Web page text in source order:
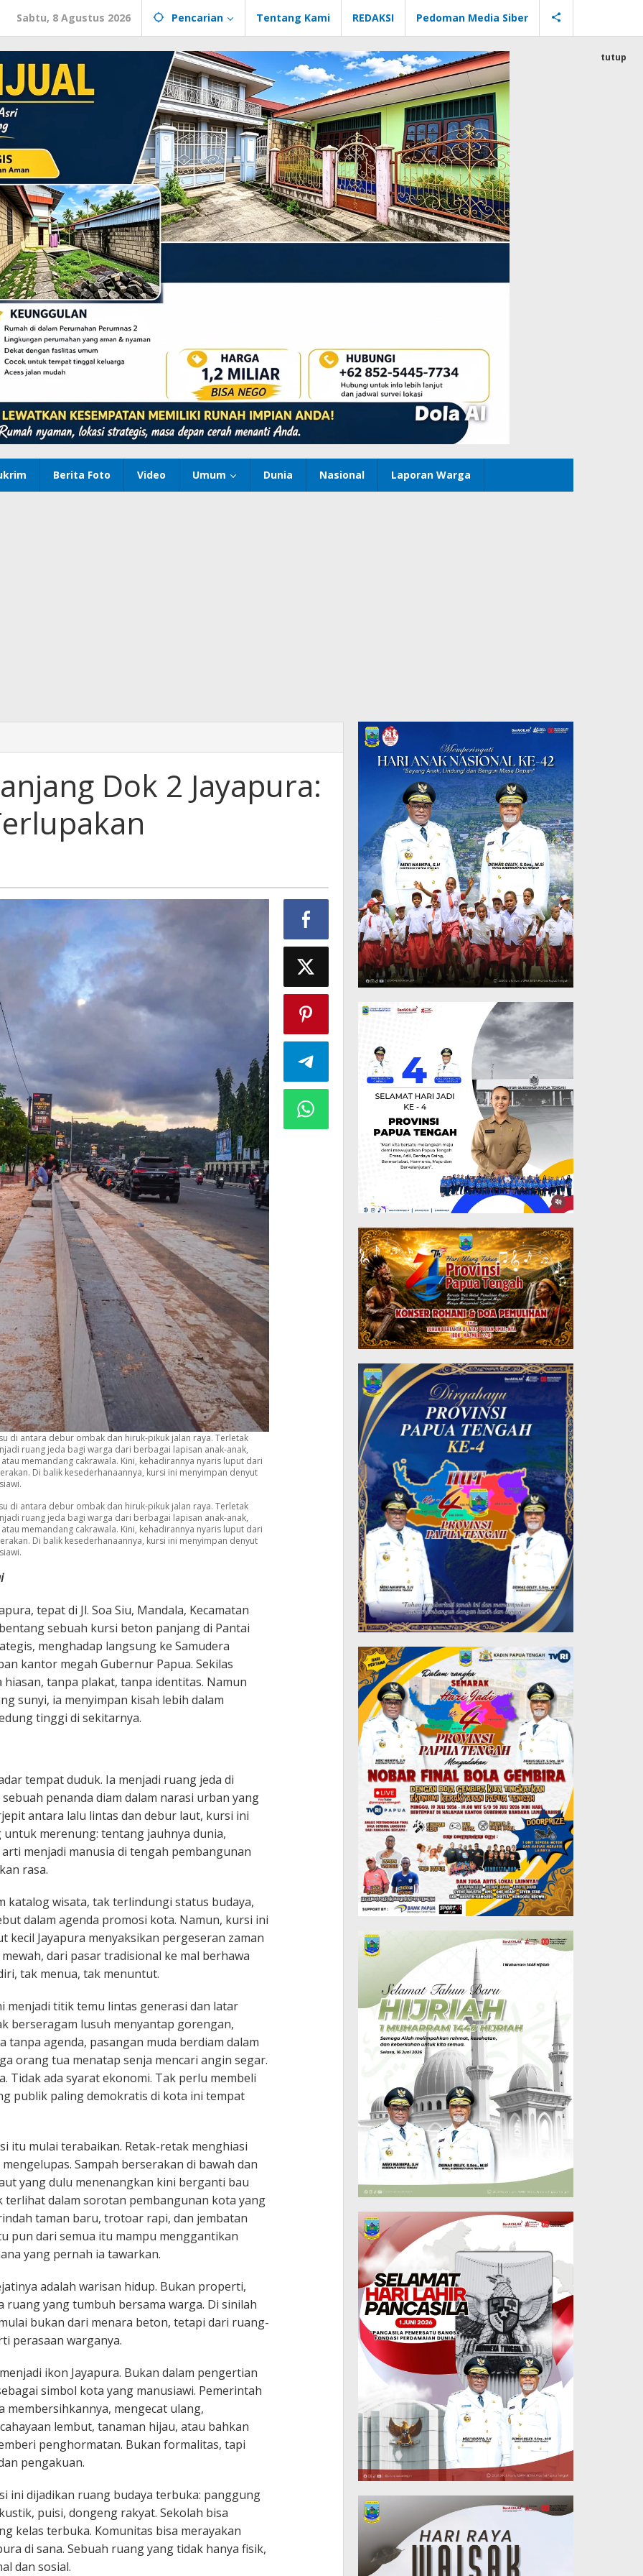
Sabtu, 8 Agustus 2026 Pencarian Tentang Kami REDAKSI Pedoman Media Siber
Berita Foto Video Umum Dunia Nasional Laporan Warga
tutup
Dok 2 Jayapura:
di antara debur ombak dan hiruk-pikuk jalan raya. Terletak
ruang jeda bagi warga dari berbagai lapisan anak-anak,
memandang cakrawala. Kini, kehadirannya nyaris luput dari
Di balik kesederhanaannya, kursi ini menyimpan denyut
di antara debur ombak dan hiruk-pikuk jalan raya. Terletak
ruang jeda bagi warga dari berbagai lapisan anak-anak,
memandang cakrawala. Kini, kehadirannya nyaris luput dari
Di balik kesederhanaannya, kursi ini menyimpan denyut
tepat di Jl. Soa Siu, Mandala, Kecamatan
sebuah kursi beton panjang di Pantai
menghadap langsung ke Samudera
kantor megah Gubernur Papua. Sekilas
tanpa plakat, tanpa identitas. Namun
sunyi, ia menyimpan kisah lebih dalam
tinggi di sekitarnya.
tempat duduk. Ia menjadi ruang jeda di
penanda diam dalam narasi urban yang
antara lalu lintas dan debur laut, kursi ini
merenung: tentang jauhnya dunia,
menjadi manusia di tengah pembangunan
rasa.
katalog wisata, tak terlindungi status budaya,
dalam agenda promosi kota. Namun, kursi ini
kecil Jayapura menyaksikan pergeseran zaman
dari pasar tradisional ke mal berhawa
tak menua, tak menuntut.
menjadi titik temu lintas generasi dan latar
berseragam lusuh menyantap gorengan,
tanpa agenda, pasangan muda berdiam dalam
orang tua menatap senja mencari angin segar.
Tidak ada syarat ekonomi. Tak perlu membeli
publik paling demokratis di kota ini tempat
itu mulai terabaikan. Retak-retak menghiasi
Sampah berserakan di bawah dan
yang dulu menenangkan kini berganti bau
terlihat dalam sorotan pembangunan kota yang
taman baru, trotoar rapi, dan jembatan
pun dari semua itu mampu menggantikan
yang pernah ia tawarkan.
adalah warisan hidup. Bukan properti,
ruang yang tumbuh bersama warga. Di sinilah
bukan dari menara beton, tetapi dari ruang-
perasaan warganya.
ikon Jayapura. Bukan dalam pengertian
simbol kota yang manusiawi. Pemerintah
membersihkannya, mengecat ulang,
lembut, tanaman hijau, atau bahkan
penghormatan. Bukan formalitas, tapi
pengakuan.
ini dijadikan ruang budaya terbuka: panggung
puisi, dongeng rakyat. Sekolah bisa
kelas terbuka. Komunitas bisa merayakan
di sana. Sebuah ruang yang tidak hanya fisik,
dan sosial.